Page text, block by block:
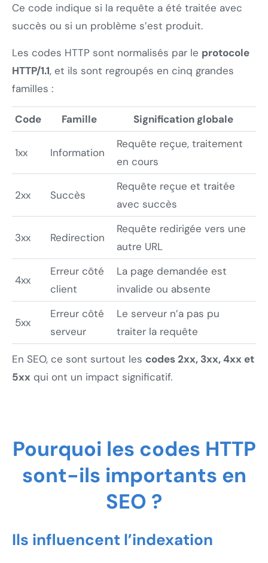
Ce code indique si la requête a été traitée avec
succès ou si un problème s’est produit.
Les codes HTTP sont normalisés par le protocole
HTTP/1.1, et ils sont regroupés en cinq grandes
familles :
Code Famille Signification globale
1xx Information
Requête reçue, traitement
en cours
2xx Succès
Requête reçue et traitée
avec succès
3xx Redirection
Requête redirigée vers une
autre URL
4xx
Erreur côté
client
La page demandée est
invalide ou absente
5xx
Erreur côté
serveur
Le serveur n’a pas pu
traiter la requête
En SEO, ce sont surtout les codes 2xx, 3xx, 4xx et
5xx qui ont un impact significatif.
Pourquoi les codes HTTP
sont-ils importants en
SEO ?
Ils influencent l’indexation